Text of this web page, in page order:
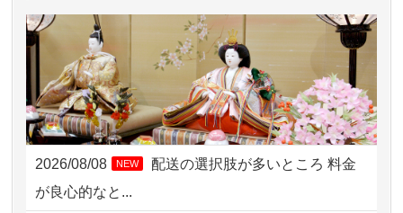
2026/08/06 21:28 埼玉県の方からお申込み
2026/08/06 17:56 藤沢市の方からお申込み
2026/08/06 10:06 茨城県の方からお申込み
2026/08/06 09:17 三重県の方からお申込み
2026/08/06 06:48 横浜市の方からお申込み
2026/08/08 NEW
配送の選択肢が多いところ 料金
が良心的なと...